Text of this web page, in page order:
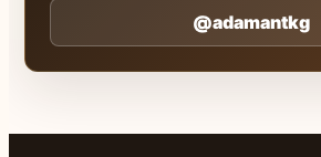
@adamantkg